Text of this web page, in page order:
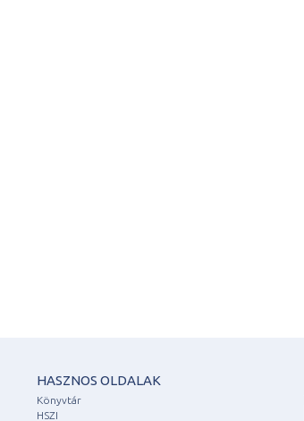
HASZNOS OLDALAK
Könyvtár
HSZI